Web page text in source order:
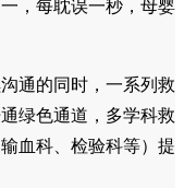
，每耽误一秒，母婴
通的同时，一系列救
绿色通道，多学科救
血科、检验科等）提